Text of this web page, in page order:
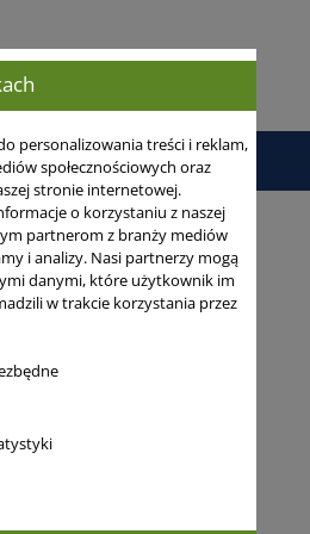
personalizowania treści i reklam,
społecznościowych oraz
stronie internetowej.
o korzystaniu z naszej
partnerom z branży mediów
i analizy. Nasi partnerzy mogą
danymi, które użytkownik im
w trakcie korzystania przez